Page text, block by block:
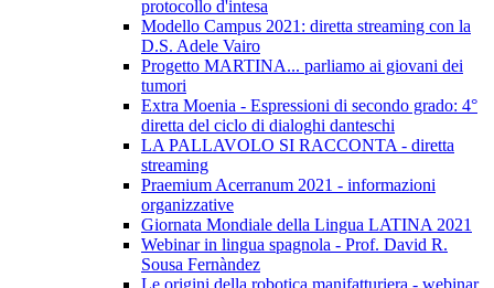
protocollo d'intesa
Modello Campus 2021: diretta streaming con la
D.S. Adele Vairo
Progetto MARTINA... parliamo ai giovani dei
tumori
Extra Moenia - Espressioni di secondo grado: 4°
diretta del ciclo di dialoghi danteschi
LA PALLAVOLO SI RACCONTA - diretta
streaming
Praemium Acerranum 2021 - informazioni
organizzative
Giornata Mondiale della Lingua LATINA 2021
Webinar in lingua spagnola - Prof. David R.
Sousa Fernàndez